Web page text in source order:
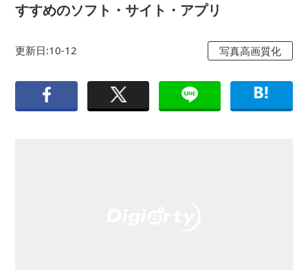
すすめのソフト・サイト・アプリ
更新日:10-12 写真高画質化